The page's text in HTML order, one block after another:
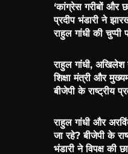
‘कांग्रेस गरीबों और
प्रदीप भंडारी ने
राहुल गांधी की चुप्पी
राहुल गांधी,
शिक्षा मंत्री और
बीजेपी के राष्ट्रीय
राहुल गांधी और
जा रहे? बीजेपी के
भंडारी ने विपक्ष की